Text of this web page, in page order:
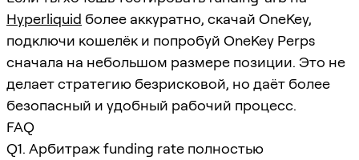
Hyperliquid более аккуратно, скачай OneKey,
подключи кошелёк и попробуй OneKey Perps
сначала на небольшом размере позиции. Это не
делает стратегию безрисковой, но даёт более
безопасный и удобный рабочий процесс.
FAQ
Q1. Арбитраж funding rate полностью